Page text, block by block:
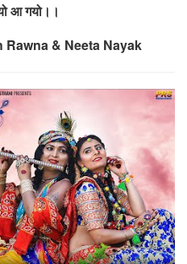
आ गयो।।
& Neeta Nayak